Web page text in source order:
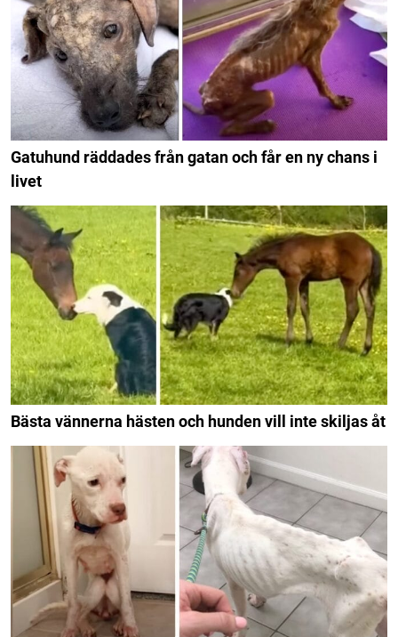
Gatuhund räddades från gatan och får en ny chans i
livet
Bästa vännerna hästen och hunden vill inte skiljas åt